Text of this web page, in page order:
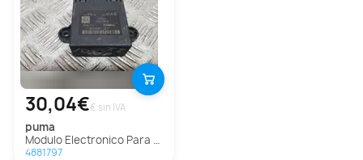
30,04€€ sin IVA
puma
Modulo Electronico Para Ford Puma
4881797